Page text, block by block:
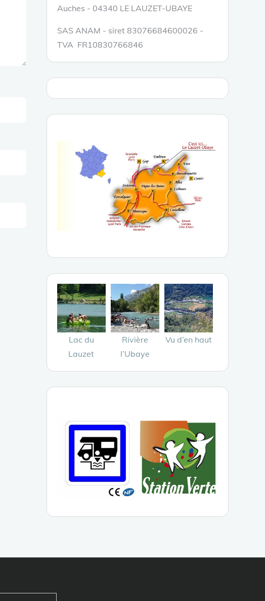
Auches - 04340 LE LAUZET-UBAYE
SAS ANAM - siret 83076684600026 -
TVA FR10830766846
Lac du
Lauzet
Rivière
l’Ubaye
Vu d’en haut